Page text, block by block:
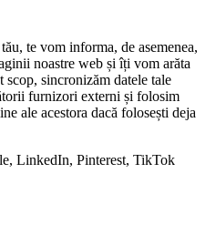
te vom informa, de asemenea,
noastre web și îți vom arăta
scop, sincronizăm datele tale
furnizori externi și folosim
ale acestora dacă folosești deja
LinkedIn, Pinterest, TikTok